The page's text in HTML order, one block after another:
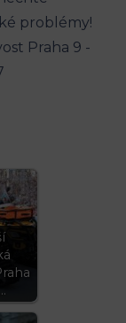
problémy!